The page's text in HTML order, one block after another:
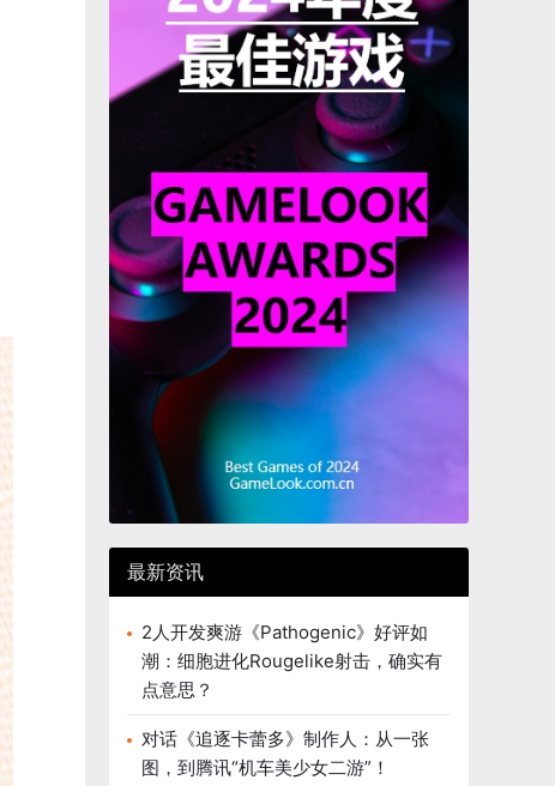
最新资讯
2人开发爽游《Pathogenic》好评如
潮：细胞进化Rougelike射击，确实有
点意思？
对话《追逐卡蕾多》制作人：从一张
图，到腾讯“机车美少女二游”！